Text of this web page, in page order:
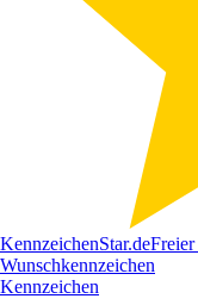
KennzeichenStar.de
Wunschkennzeichen
Kennzeichen